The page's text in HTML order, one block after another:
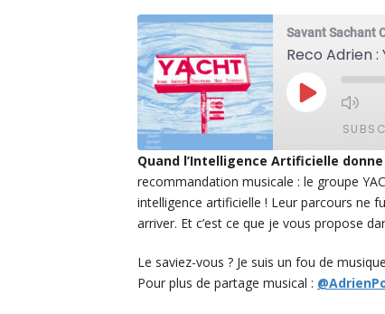
Savant Sachant
Reco Adrien
PLAY
Apple Podcasts
RSS FEED
SHARE
LINK
EMBED
Quand l’Intelligence Artificielle
recommandation musicale : le groupe
intelligence artificielle ! Leur parcours ne
arriver. Et c’est ce que je vous propose
Le saviez-vous ? Je suis un fou de
Pour plus de partage musical :